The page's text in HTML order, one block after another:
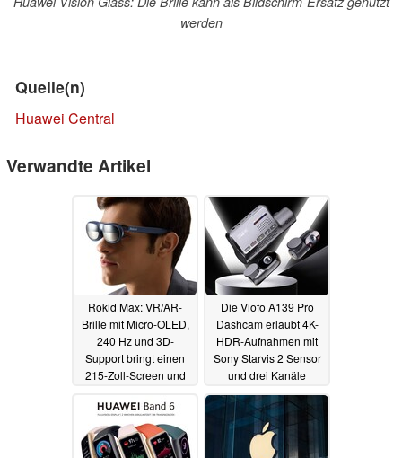
werden
Quelle(n)
Huawei Central
Verwandte Artikel
Rokid Max: VR/AR-
Brille mit Micro-OLED,
240 Hz und 3D-
Support bringt einen
215-Zoll-Screen und
23.03.2023
Die Viofo A139 Pro
Dashcam erlaubt 4K-
HDR-Aufnahmen mit
Sony Starvis 2 Sensor
und drei Kanäle
21.11.2022